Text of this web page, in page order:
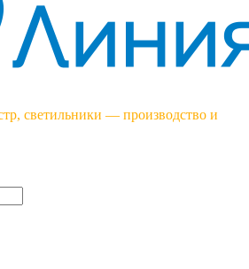
светильники — производство и